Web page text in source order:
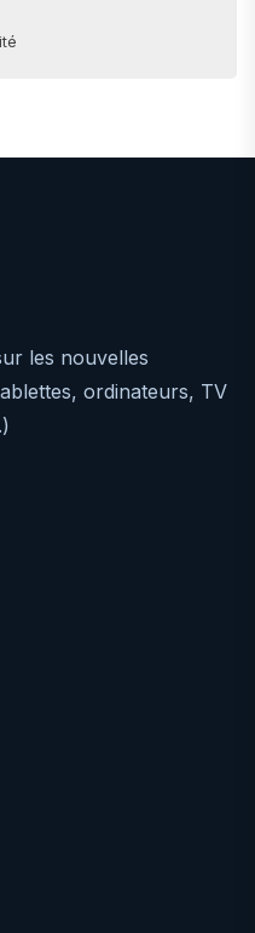
les nouvelles
ordinateurs, TV